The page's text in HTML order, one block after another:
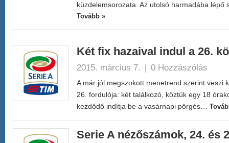
küzdelemsorozata. Az utolsó harmadába
Tovább »
Két fix hazaival indul a 26.
2015. március 7. | 0 Hozzászólás
A már jól megszokott menetrend szerint veszi
26. fordulója: két találkozó, köztük egy 18
kezdődő indítja be a vasárnapi pörgés…
Serie A nézőszámok, 24. és